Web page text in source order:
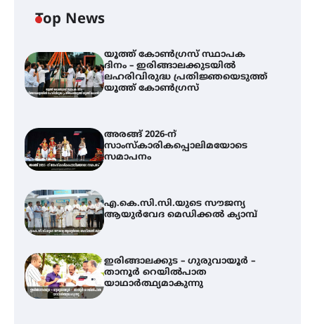
Top News
യൂത്ത് കോൺഗ്രസ്‌ സ്ഥാപക
ദിനം – ഇരിങ്ങാലക്കുടയിൽ
ലഹരിവിരുദ്ധ പ്രതിജ്ഞയെടുത്ത്
യൂത്ത് കോൺഗ്രസ്
അരങ്ങ് 2026-ന്
സാംസ്കാരികപ്പൊലിമയോടെ
സമാപനം
എ.കെ.സി.സി.യുടെ സൗജന്യ
ആയുർവേദ മെഡിക്കൽ ക്യാമ്പ്
ഇരിങ്ങാലക്കുട – ഗുരുവായൂർ –
താനൂർ റെയിൽപാത
യാഥാർത്ഥ്യമാകുന്നു